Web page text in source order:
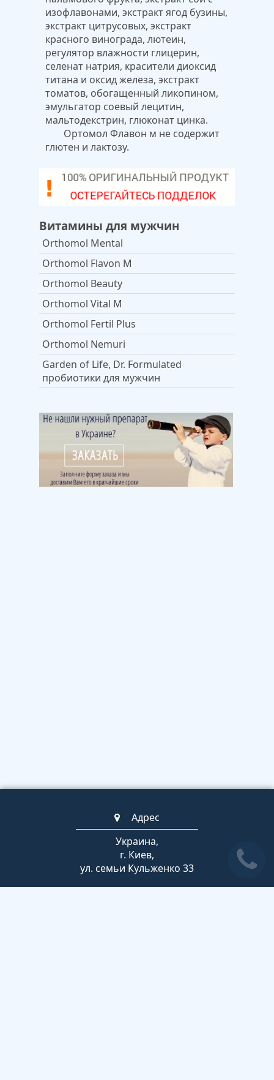
изофлавонами, экстракт ягод бузины,
экстракт цитрусовых, экстракт
красного винограда, лютеин,
регулятор влажности глицерин,
селенат натрия, красители диоксид
титана и оксид железа, экстракт
томатов, обогащенный ликопином,
эмульгатор соевый лецитин,
мальтодекстрин, глюконат цинка.
Ортомол Флавон м не содержит
глютен и лактозу.
Витамины для мужчин
Orthomol Mental
Orthomol Flavon M
Orthomol Beauty
Orthomol Vital M
Orthomol Fertil Plus
Orthomol Nemuri
Garden of Life, Dr. Formulated
пробиотики для мужчин
Адрес
Украина,
г. Киев,
ул. семьи Кульженко 33